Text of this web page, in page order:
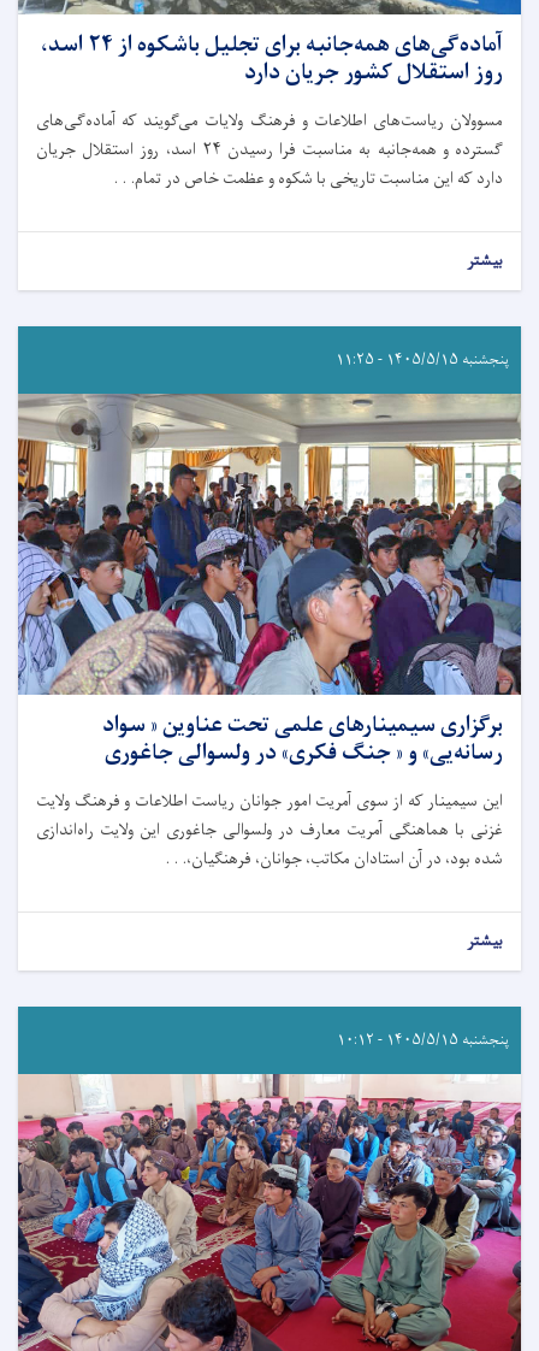
آماده‌گی‌‌های همه‌جانبه برای تجلیل باشکوه از ۲۴ اسد،
روز استقلال کشور جریان دارد
مسوولان ریاست‌های اطلاعات و فرهنگ ولایات می‌گویند که آماده‌گی‌های
گسترده و همه‌جانبه به مناسبت فرا رسیدن ۲۴ اسد، روز استقلال جریان
دارد که این مناسبت تاریخی با شکوه و عظمت خاص در تمام. . .
بیشتر
پنجشنبه ۱۴۰۵/۵/۱۵ - ۱۱:۲۵
برگزاری سیمینار‌های علمی تحت عناوین « سواد
رسانه‌یی» و « جنگ فکری» در ولسوالی جاغوری
این سیمینار که از سوی آمریت امور جوانان ریاست اطلاعات و فرهنگ ولایت
غزنی با هماهنگی آمریت معارف در ولسوالی جاغوری این ولایت راه‌اندازی
شده بود، در آن استادان مکاتب، جوانان، فرهنگیان،. . .
بیشتر
پنجشنبه ۱۴۰۵/۵/۱۵ - ۱۰:۱۲